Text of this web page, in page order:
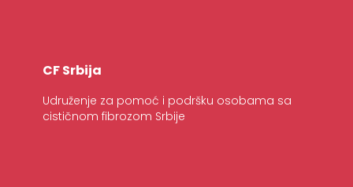
CF Srbija
Udruženje za pomoć i podršku osobama sa
cističnom fibrozom Srbije